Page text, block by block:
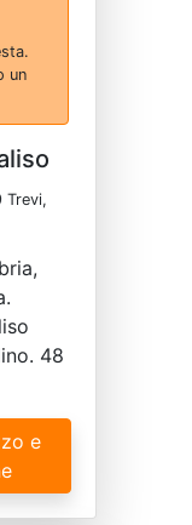
un
Trevi,
48
e